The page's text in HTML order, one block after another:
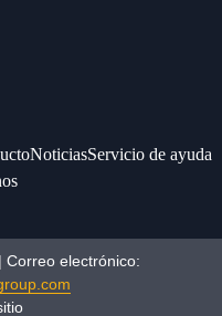
NoticiasServicio de ayuda
electrónico: